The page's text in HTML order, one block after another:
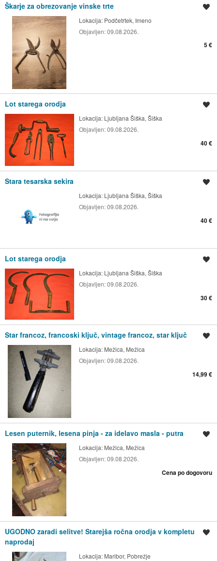
Škarje za obrezovanje vinske trte
Lokacija: Podčetrtek, Imeno
Objavljen:09.08.2026.
5 €
Lot starega orodja
Lokacija: Ljubljana Šiška, Šiška
Objavljen:09.08.2026.
40 €
Stara tesarska sekira
Lokacija: Ljubljana Šiška, Šiška
Objavljen:09.08.2026.
40 €
Lot starega orodja
Lokacija: Ljubljana Šiška, Šiška
Objavljen:09.08.2026.
30 €
Star francoz, francoski ključ, vintage francoz, star ključ
Lokacija: Mežica, Mežica
Objavljen:09.08.2026.
14,99 €
Lesen puternik, lesena pinja - za idelavo masla - putra
Lokacija: Mežica, Mežica
Objavljen:09.08.2026.
Cena po dogovoru
UGODNO zaradi selitve! Starejša ročna orodja v kompletu
naprodaj
Lokacija: Maribor, Pobrežje